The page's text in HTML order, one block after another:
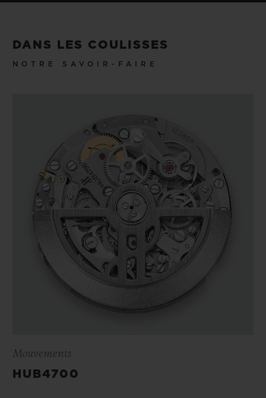
DANS LES COULISSES
NOTRE SAVOIR-FAIRE
Mouvements
HUB4700